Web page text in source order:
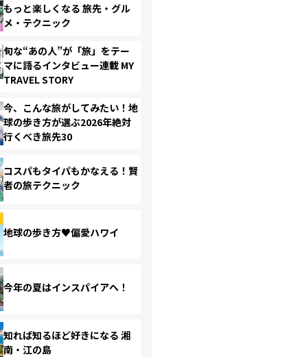
もっと楽しくなる 旅先・グル
メ・テクニック
旬な“あの人”が「旅」をテー
マに語るインタビュー連載 MY
TRAVEL STORY
今、こんな旅がしてみたい！地
球の歩き方が選ぶ2026年絶対
行くべき旅先30
コスパもタイパもかなえる！賢
者の旅テクニック
地球の歩き方♥偏愛ハワイ
今年の夏はインスパイアへ！
知れば知るほど好きになる 湘
南・江の島